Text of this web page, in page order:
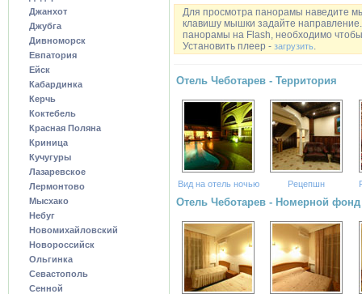
Джанхот
Джубга
Дивноморск
Евпатория
Ейск
Кабардинка
Керчь
Коктебель
Красная Поляна
Криница
Кучугуры
Лазаревское
Лермонтово
Мысхако
Небуг
Новомихайловский
Новороссийск
Ольгинка
Севастополь
Сенной
Для просмотра панорамы наведите
клавишу мышки задайте
панорамы на Flash, необходимо
Установить плеер - загрузить.
Отель Чеботарев - Территория
Вид на отель ночью Рецепшн
Отель Чеботарев - Номерной фонд